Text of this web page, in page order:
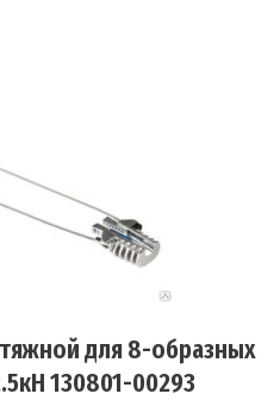
для 8-образных
130801-00293